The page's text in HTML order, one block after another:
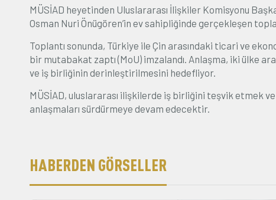
MÜSİAD heyetinden Uluslararası İlişkiler Komisyonu
Osman Nuri Önügören’in ev sahipliğinde gerçekleşen
Toplantı sonunda, Türkiye ile Çin arasındaki ticari ve
bir mutabakat zaptı (MoU) imzalandı. Anlaşma, iki ülke
ve iş birliğinin derinleştirilmesini hedefliyor.
MÜSİAD, uluslararası ilişkilerde iş birliğini teşvik etmek
anlaşmaları sürdürmeye devam edecektir.
HABERDEN GÖRSELLER